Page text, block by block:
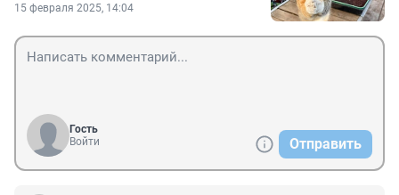
15 февраля 2025, 14:04
Гость
Войти
Отправить